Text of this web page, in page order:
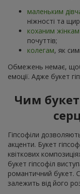
маленьким
ніжності та
коханим жінкам
почуттів;
колегам, як
Обмежень немає, щоб
емоції. Адже букет
Чим букет
Гіпсофіли
акценти. Букет
квіткових
букет гіпсофіл
романтичний букет.
залежить від його